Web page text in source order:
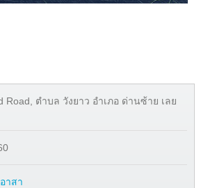
Road, ตำบล วังยาว อำเภอ ด่านซ้าย เลย
าสา